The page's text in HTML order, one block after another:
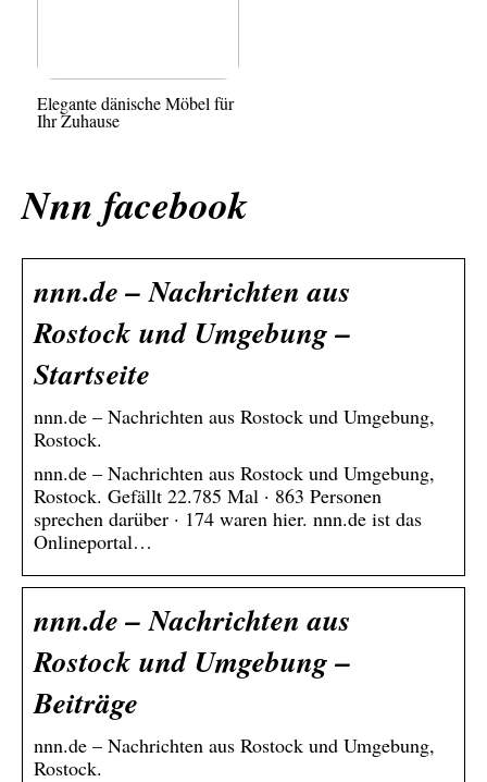
Elegante dänische Möbel für
Ihr Zuhause
Nnn facebook
nnn.de – Nachrichten aus
Rostock und Umgebung –
Startseite
nnn.de – Nachrichten aus Rostock und Umgebung,
Rostock.
nnn.de – Nachrichten aus Rostock und Umgebung,
Rostock. Gefällt 22.785 Mal · 863 Personen
sprechen darüber · 174 waren hier. nnn.de ist das
Onlineportal…
nnn.de – Nachrichten aus
Rostock und Umgebung –
Beiträge
nnn.de – Nachrichten aus Rostock und Umgebung,
Rostock.